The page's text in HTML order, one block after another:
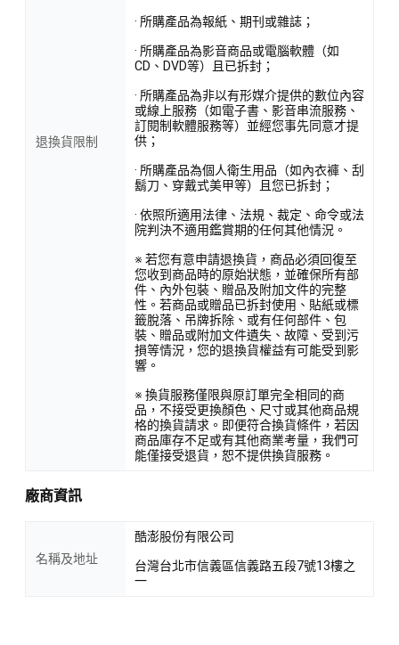
退換貨限制
· 所購產品為報紙、期刊或雜誌；
· 所購產品為影音商品或電腦軟體（如
CD、DVD等）且已拆封；
· 所購產品為非以有形媒介提供的數位內容
或線上服務（如電子書、影音串流服務、
訂閱制軟體服務等）並經您事先同意才提
供；
· 所購產品為個人衛生用品（如內衣褲、刮
鬍刀、穿戴式美甲等）且您已拆封；
· 依照所適用法律、法規、裁定、命令或法
院判決不適用鑑賞期的任何其他情況。
※ 若您有意申請退換貨，商品必須回復至
您收到商品時的原始狀態，並確保所有部
件、內外包裝、贈品及附加文件的完整
性。若商品或贈品已拆封使用、貼紙或標
籤脫落、吊牌拆除、或有任何部件、包
裝、贈品或附加文件遺失、故障、受到污
損等情況，您的退換貨權益有可能受到影
響。
※ 換貨服務僅限與原訂單完全相同的商
品，不接受更換顏色、尺寸或其他商品規
格的換貨請求。即便符合換貨條件，若因
商品庫存不足或有其他商業考量，我們可
能僅接受退貨，恕不提供換貨服務。
廠商資訊
名稱及地址
酷澎股份有限公司
台灣台北市信義區信義路五段7號13樓之
一